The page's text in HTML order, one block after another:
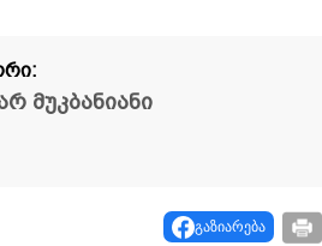
მუკბანიანი
გაზიარება